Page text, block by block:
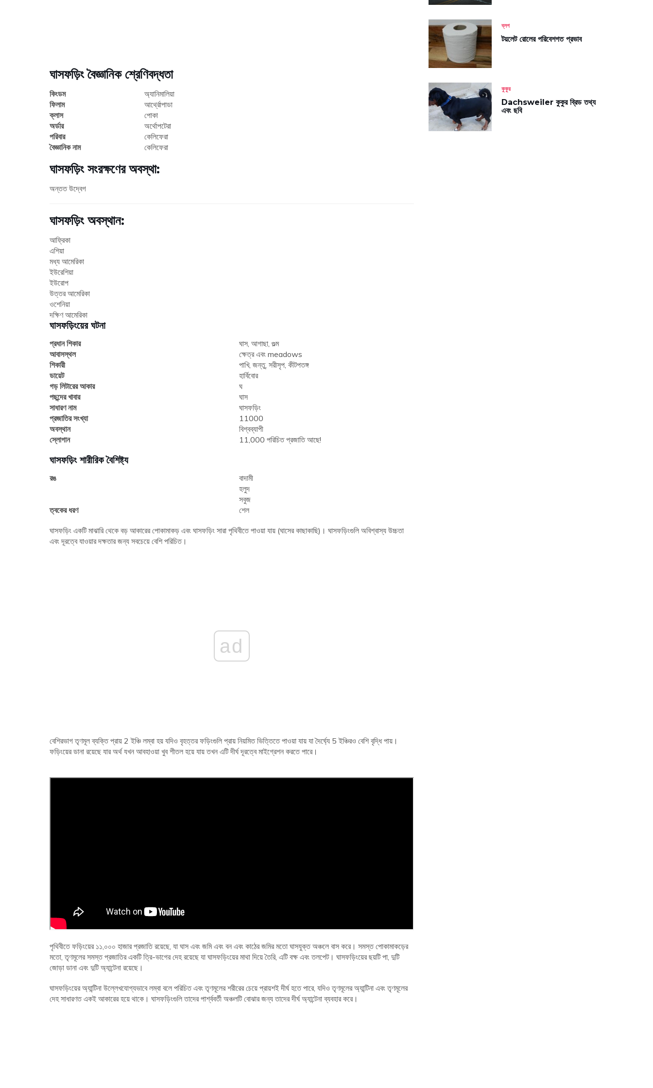
ঘাসফড়িং বৈজ্ঞানিক শ্রেণিবদ্ধতা
কিংডম
অ্যানিমালিয়া
ফিলাম
আর্থ্রোপাডা
ক্লাস
পোকা
অর্ডার
অর্থোপটেরা
পরিবার
কেলিফেরা
বৈজ্ঞানিক নাম
কেলিফেরা
ঘাসফড়িং সংরক্ষণের অবস্থা:
অন্তত উদ্বেগ
ঘাসফড়িং অবস্থান:
আফ্রিকা
এশিয়া
মধ্য আমেরিকা
ইউরেশিয়া
ইউরোপ
উত্তর আমেরিকা
ওশেনিয়া
দক্ষিণ আমেরিকা
ঘাসফড়িংয়ের ঘটনা
প্রধান শিকার
ঘাস, আগাছা, গুল্ম
আবাসস্থল
ক্ষেত্র এবং meadows
শিকারী
পাখি, জন্তু, সরীসৃপ, কীটপতঙ্গ
ডায়েট
হার্বিবোর
গড় লিটারের আকার
ঘ
পছন্দের খাবার
ঘাস
সাধারণ নাম
ঘাসফড়িং
প্রজাতির সংখ্যা
11000
অবস্থান
বিশ্বব্যাপী
স্লোগান
11,000 পরিচিত প্রজাতি আছে!
ঘাসফড়িং শারীরিক বৈশিষ্ট্য
রঙ
বাদামী
হলুদ
সবুজ
ত্বকের ধরণ
শেল
ঘাসফড়িং একটি মাঝারি থেকে বড় আকারের পোকামাকড় এবং ঘাসফড়িং সারা পৃথিবীতে পাওয়া যায় (ঘাসের কাছাকাছি)। ঘাসফড়িংগুলি অবিশ্বাস্য উচ্চতা
এবং দূরত্বে যাওয়ার দক্ষতার জন্য সবচেয়ে বেশি পরিচিত।
ad
বেশিরভাগ তৃণমূল ব্যক্তি প্রায় 2 ইঞ্চি লম্বা হয় যদিও বৃহত্তর ফড়িংগুলি প্রায় নিয়মিত ভিত্তিতে পাওয়া যায় যা দৈর্ঘ্যে 5 ইঞ্চিরও বেশি বৃদ্ধি পায়।
ফড়িংয়ের ডানা রয়েছে যার অর্থ যখন আবহাওয়া খুব শীতল হয়ে যায় তখন এটি দীর্ঘ দূরত্বে মাইগ্রেশন করতে পারে।
পৃথিবীতে ফড়িংয়ের ১১,০০০ হাজার প্রজাতি রয়েছে, যা ঘাস এবং জমি এবং বন এবং কাঠের জমির মতো ঘাসযুক্ত অঞ্চলে বাস করে। সমস্ত পোকামাকড়ের
মতো, তৃণমূলের সমস্ত প্রজাতির একটি ত্রি-ভাগের দেহ রয়েছে যা ঘাসফড়িংয়ের মাথা দিয়ে তৈরি, এটি বক্ষ এবং তলপেট। ঘাসফড়িংয়ের ছয়টি পা, দুটি
জোড়া ডানা এবং দুটি অ্যান্টেনা রয়েছে।
ঘাসফড়িংয়ের অ্যান্টিনা উল্লেখযোগ্যভাবে লম্বা বলে পরিচিত এবং তৃণমূলের শরীরের চেয়ে প্রায়শই দীর্ঘ হতে পারে, যদিও তৃণমূলের অ্যান্টিনা এবং তৃণমূলের
দেহ সাধারণত একই আকারের হয়ে থাকে। ঘাসফড়িংগুলি তাদের পার্শ্ববর্তী অঞ্চলটি বোঝার জন্য তাদের দীর্ঘ অ্যান্টেনা ব্যবহার করে।
ব্লগ
টয়লেট রোলের পরিবেশগত প্রভাব
কুকুর
Dachsweiler কুকুর ব্রিড তথ্য
এবং ছবি